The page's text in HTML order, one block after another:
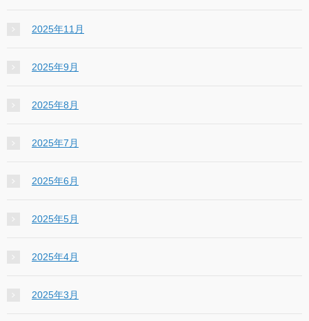
2025年11月
2025年9月
2025年8月
2025年7月
2025年6月
2025年5月
2025年4月
2025年3月